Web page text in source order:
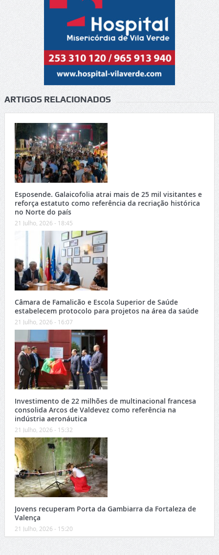
ARTIGOS RELACIONADOS
Esposende. Galaicofolia atrai mais de 25 mil visitantes e
reforça estatuto como referência da recriação histórica
no Norte do país
21 Julho, 2026 - 18:45
Câmara de Famalicão e Escola Superior de Saúde
estabelecem protocolo para projetos na área da saúde
21 Julho, 2026 - 16:07
Investimento de 22 milhões de multinacional francesa
consolida Arcos de Valdevez como referência na
indústria aeronáutica
21 Julho, 2026 - 15:32
Jovens recuperam Porta da Gambiarra da Fortaleza de
Valença
21 Julho, 2026 - 15:20